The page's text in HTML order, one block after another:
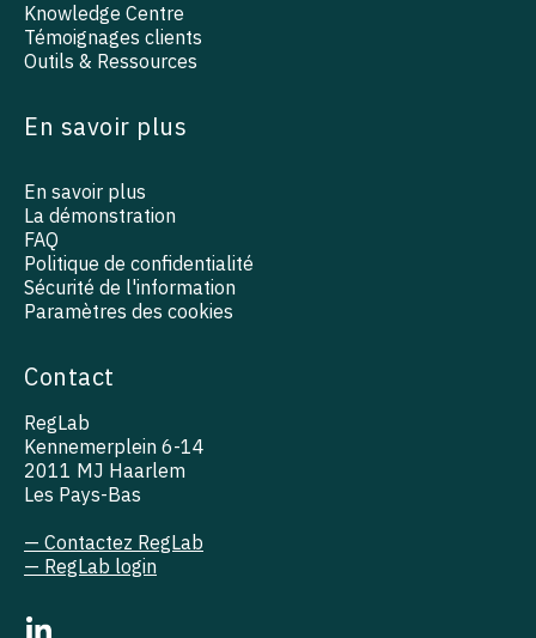
Knowledge Centre
Témoignages clients
Outils & Ressources
En savoir plus
En savoir plus
La démonstration
FAQ
Politique de confidentialité
Sécurité de l'information
Paramètres des cookies
Contact
RegLab
Kennemerplein 6-14
2011 MJ Haarlem
Les Pays-Bas
— Contactez RegLab
— RegLab login